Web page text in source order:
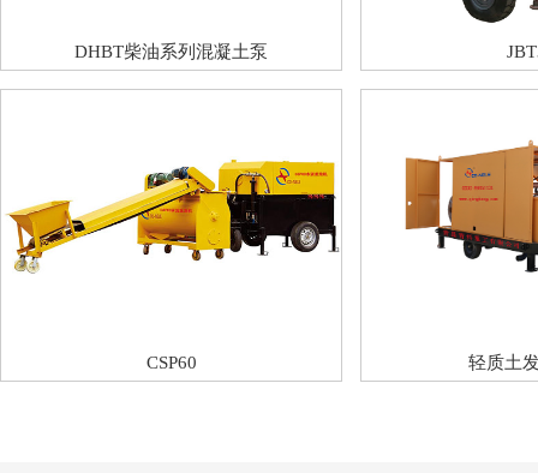
DHBT柴油系列混凝土泵
CSP60 轻质土